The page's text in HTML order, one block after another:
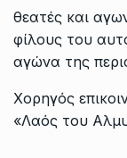
θεατές και
φίλους του
αγώνα της
Χορηγός
«Λαός του